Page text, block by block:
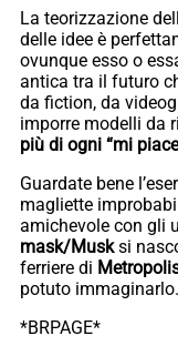
La teorizzazione
delle idee è
ovunque esso o
antica tra il futuro
da fiction, da
imporre modelli da
più di ogni “mi
Guardate bene
magliette
amichevole con gli
mask/Musksi
ferriere di
potuto immaginarlo.
*BRPAGE*